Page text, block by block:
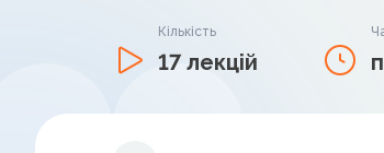
Кількість
17 лекцій